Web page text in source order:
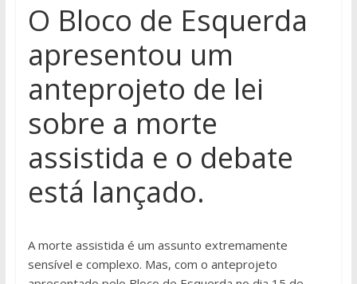
O Bloco de Esquerda
apresentou um
anteprojeto de lei
sobre a morte
assistida e o debate
está lançado.
A morte assistida é um assunto extremamente
sensível e complexo. Mas, com o anteprojeto